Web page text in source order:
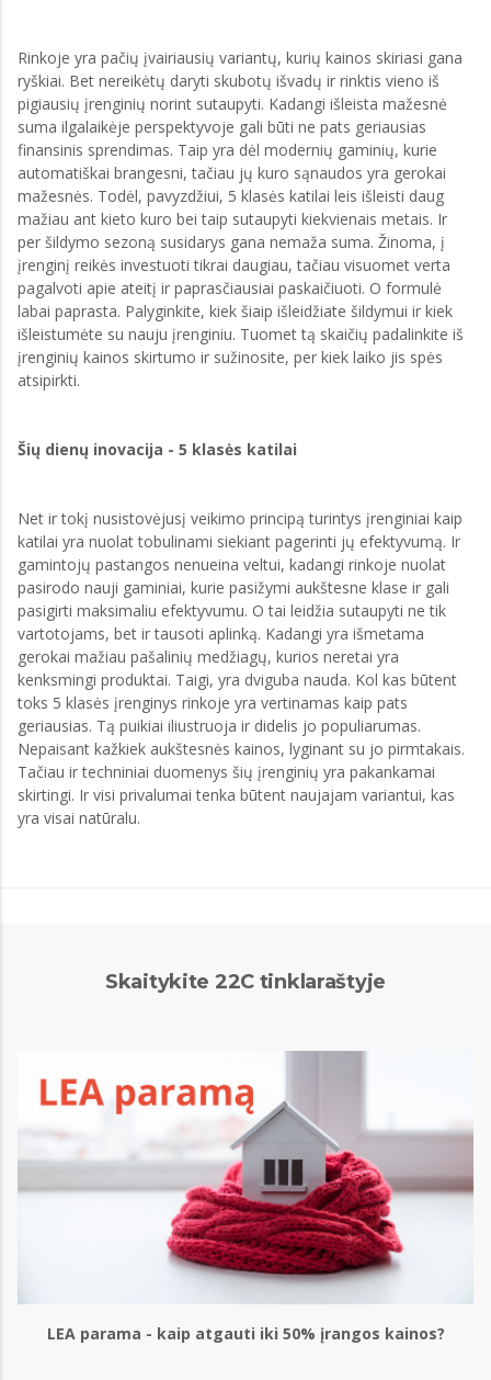
Rinkoje yra pačių įvairiausių variantų, kurių kainos skiriasi gana
ryškiai. Bet nereikėtų daryti skubotų išvadų ir rinktis vieno iš
pigiausių įrenginių norint sutaupyti. Kadangi išleista mažesnė
suma ilgalaikėje perspektyvoje gali būti ne pats geriausias
finansinis sprendimas. Taip yra dėl modernių gaminių, kurie
automatiškai brangesni, tačiau jų kuro sąnaudos yra gerokai
mažesnės. Todėl, pavyzdžiui, 5 klasės katilai leis išleisti daug
mažiau ant kieto kuro bei taip sutaupyti kiekvienais metais. Ir
per šildymo sezoną susidarys gana nemaža suma. Žinoma, į
įrenginį reikės investuoti tikrai daugiau, tačiau visuomet verta
pagalvoti apie ateitį ir paprasčiausiai paskaičiuoti. O formulė
labai paprasta. Palyginkite, kiek šiaip išleidžiate šildymui ir kiek
išleistumėte su nauju įrenginiu. Tuomet tą skaičių padalinkite iš
įrenginių kainos skirtumo ir sužinosite, per kiek laiko jis spės
atsipirkti.
Šių dienų inovacija - 5 klasės katilai
Net ir tokį nusistovėjusį veikimo principą turintys įrenginiai kaip
katilai yra nuolat tobulinami siekiant pagerinti jų efektyvumą. Ir
gamintojų pastangos nenueina veltui, kadangi rinkoje nuolat
pasirodo nauji gaminiai, kurie pasižymi aukštesne klase ir gali
pasigirti maksimaliu efektyvumu. O tai leidžia sutaupyti ne tik
vartotojams, bet ir tausoti aplinką. Kadangi yra išmetama
gerokai mažiau pašalinių medžiagų, kurios neretai yra
kenksmingi produktai. Taigi, yra dviguba nauda. Kol kas būtent
toks 5 klasės įrenginys rinkoje yra vertinamas kaip pats
geriausias. Tą puikiai iliustruoja ir didelis jo populiarumas.
Nepaisant kažkiek aukštesnės kainos, lyginant su jo pirmtakais.
Tačiau ir techniniai duomenys šių įrenginių yra pakankamai
skirtingi. Ir visi privalumai tenka būtent naujajam variantui, kas
yra visai natūralu.
Skaitykite 22C tinklaraštyje
LEA parama - kaip atgauti iki 50% įrangos kainos?